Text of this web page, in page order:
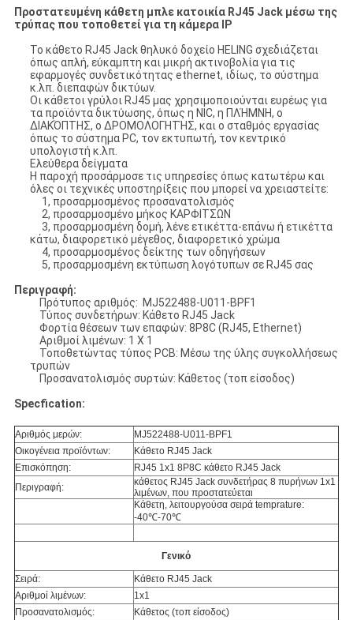
Προστατευμένη κάθετη μπλε κατοικία RJ45 Jack μέσω της
τρύπας που τοποθετεί για τη κάμερα IP
Το κάθετο RJ45 Jack θηλυκό δοχείο HELING σχεδιάζεται
όπως απλή, εύκαμπτη και μικρή ακτινοβολία για τις
εφαρμογές συνδετικότητας ethernet, ιδίως, το σύστημα
κ.λπ. διεπαφών δικτύων.
Οι κάθετοι γρύλοι RJ45 μας χρησιμοποιούνται ευρέως για
τα προϊόντα δικτύωσης, όπως η NIC, η ΠΛΉΜΝΗ, ο
ΔΙΑΚΌΠΤΗΣ, ο ΔΡΟΜΟΛΟΓΗΤΉΣ, και ο σταθμός εργασίας
όπως το σύστημα PC, τον εκτυπωτή, τον κεντρικό
υπολογιστή κ.λπ.
Ελεύθερα δείγματα
Η παροχή προσάρμοσε τις υπηρεσίες όπως κατωτέρω και
όλες οι τεχνικές υποστηρίξεις που μπορεί να χρειαστείτε:
1, προσαρμοσμένος προσανατολισμός
2, προσαρμοσμένο μήκος ΚΑΡΦΙΤΣΩΝ
3, προσαρμοσμένη δομή, λένε ετικέττα-επάνω ή ετικέττα
κάτω, διαφορετικό μέγεθος, διαφορετικό χρώμα
4, προσαρμοσμένος δείκτης των οδηγήσεων
5, προσαρμοσμένη εκτύπωση λογότυπων σε RJ45 σας
Περιγραφή:
Πρότυπος αριθμός: MJ522488-U011-BPF1
Τύπος συνδετήρων: Κάθετο RJ45 Jack
Φορτία θέσεων των επαφών: 8P8C (RJ45, Ethernet)
Αριθμοί λιμένων: 1 X 1
Τοποθετώντας τύπος PCB: Μέσω της ύλης συγκολλήσεως
τρυπών
Προσανατολισμός συρτών: Κάθετος (τοπ είσοδος)
Specfication:
Αριθμός μερών:
MJ522488-U011-BPF1
Οικογένεια προϊόντων:
Κάθετο RJ45 Jack
Επισκόπηση:
RJ45 1x1 8P8C κάθετο RJ45 Jack
Περιγραφή:
κάθετος RJ45 Jack συνδετήρας 8 πυρήνων 1x1
λιμένων, που προστατεύεται
Κάθετη, λειτουργούσα σειρά temprature:
-40℃-70℃
Γενικό
Σειρά:
Κάθετο RJ45 Jack
Αριθμοί λιμένων:
1x1
Προσανατολισμός:
Κάθετος (τοπ είσοδος)